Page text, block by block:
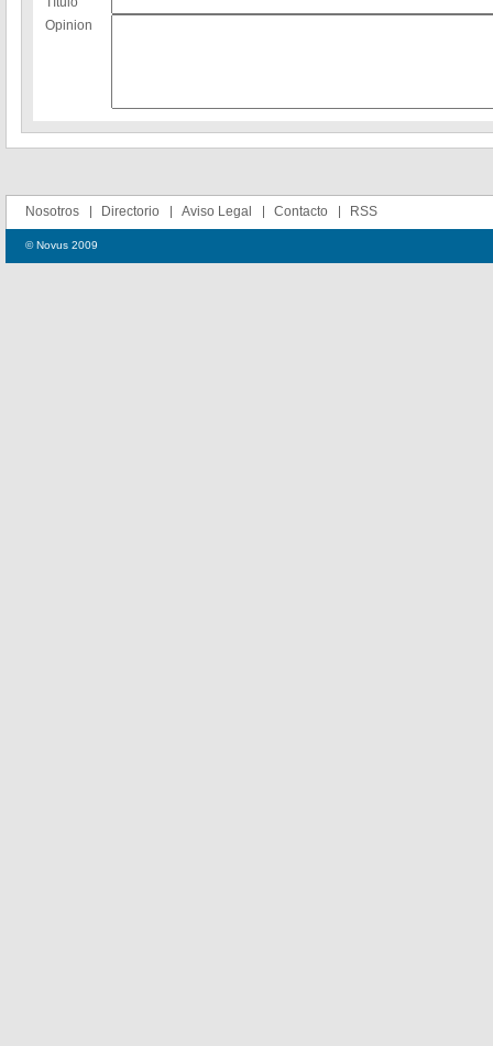
Opinion
Nosotros Directorio Aviso Legal Contacto RSS
© Novus 2009